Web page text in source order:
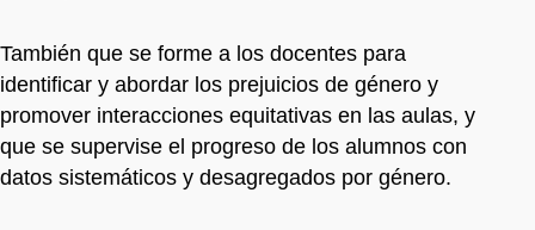
También que se forme a los docentes para
identificar y abordar los prejuicios de género y
promover interacciones equitativas en las aulas, y
que se supervise el progreso de los alumnos con
datos sistemáticos y desagregados por género.